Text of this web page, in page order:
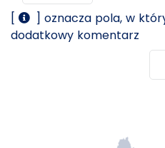
[
] oznacza pola, w
dodatkowy komentarz